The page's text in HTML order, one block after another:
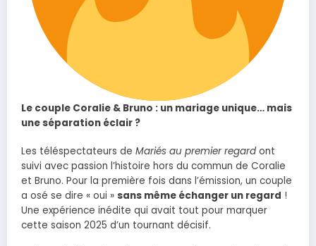
Le couple Coralie & Bruno : un mariage unique… mais
une séparation éclair ?
Les téléspectateurs de Mariés au premier regard ont
suivi avec passion l’histoire hors du commun de Coralie
et Bruno. Pour la première fois dans l’émission, un couple
a osé se dire « oui » sans même échanger un regard !
Une expérience inédite qui avait tout pour marquer
cette saison 2025 d’un tournant décisif.